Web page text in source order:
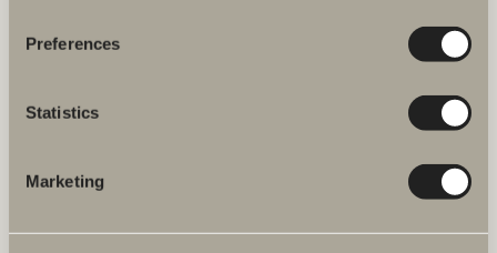
Preferences
Statistics
Marketing
Svedbergs kundservice.